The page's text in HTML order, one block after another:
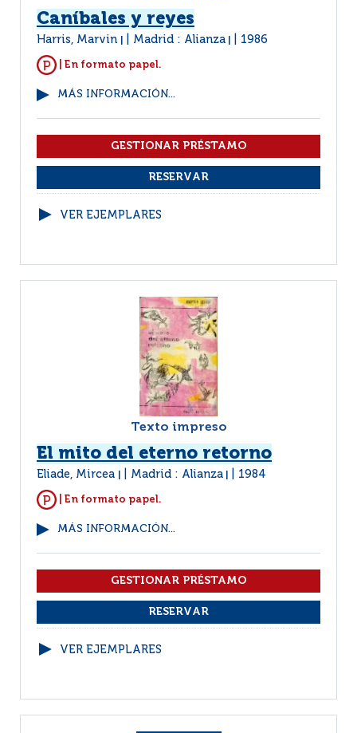
Caníbales y reyes
Harris, Marvin Madrid : Alianza 1986
| En formato papel.
MÁS INFORMACIÓN...
VER EJEMPLARES
Texto impreso
El mito del eterno retorno
Eliade, Mircea Madrid : Alianza 1984
| En formato papel.
MÁS INFORMACIÓN...
VER EJEMPLARES